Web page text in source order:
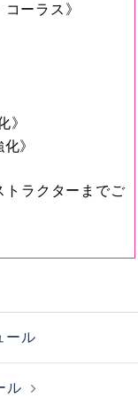
ーラス》
》
》
トラクターまでご
ール
ル